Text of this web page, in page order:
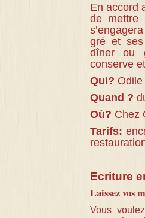
En accord
de mettre
gré et
dîner ou
conserve
Qui?
Quand ?
Où? Chez
Tarifs:
Ecriture
Laissez vos
Vous